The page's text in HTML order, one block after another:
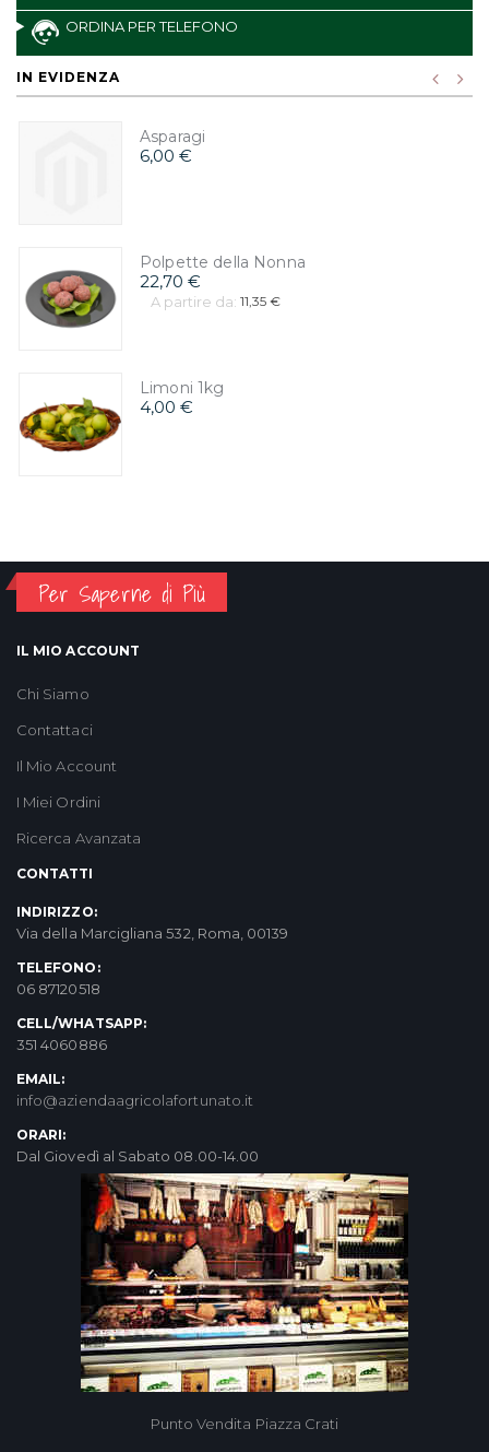
ORDINA PER TELEFONO
IN EVIDENZA
Asparagi
6,00 €
Polpette della Nonna
22,70 €
A partire da: 11,35 €
Limoni 1kg
4,00 €
Per Saperne di Più
IL MIO ACCOUNT
Chi Siamo
Contattaci
Il Mio Account
I Miei Ordini
Ricerca Avanzata
CONTATTI
INDIRIZZO:
Via della Marcigliana 532, Roma, 00139
TELEFONO:
06 87120518
CELL/WHATSAPP:
351 4060886
EMAIL:
info@aziendaagricolafortunato.it
ORARI:
Dal Giovedì al Sabato 08.00-14.00
Punto Vendita Piazza Crati